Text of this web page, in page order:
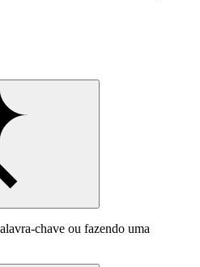
chave ou fazendo uma